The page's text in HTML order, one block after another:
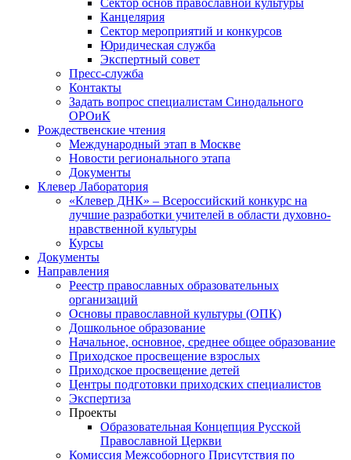
Сектор основ православной культуры
Канцелярия
Сектор мероприятий и конкурсов
Юридическая служба
Экспертный совет
Пресс-служба
Контакты
Задать вопрос специалистам Синодального
ОРОиК
Рождественские чтения
Международный этап в Москве
Новости регионального этапа
Документы
Клевер Лаборатория
«Клевер ДНК» – Всероссийский конкурс на
лучшие разработки учителей в области духовно-
нравственной культуры
Курсы
Документы
Направления
Реестр православных образовательных
организаций
Основы православной культуры (ОПК)
Дошкольное образование
Начальное, основное, среднее общее образование
Приходское просвещение взрослых
Приходское просвещение детей
Центры подготовки приходских специалистов
Экспертиза
Проекты
Образовательная Концепция Русской
Православной Церкви
Комиссия Межсоборного Присутствия по